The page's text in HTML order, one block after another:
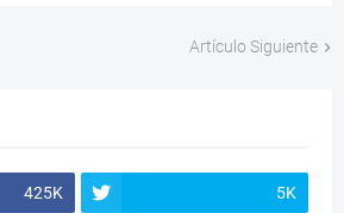
Artículo Siguiente
425K 5K